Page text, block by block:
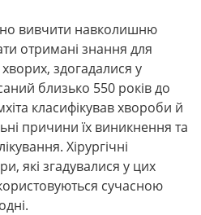
вивчити навколишню
отримані знання для
здогадалися у
близько 550 років до
класифікував хвороби й
причини їх виникнення та
Хірургічні
які згадувалися у цих
сучасною